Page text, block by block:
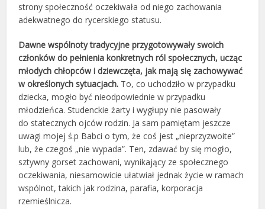
strony społeczność oczekiwała od niego zachowania
adekwatnego do rycerskiego statusu.
Dawne wspólnoty tradycyjne przygotowywały swoich
członków do pełnienia konkretnych ról społecznych, ucząc
młodych chłopców i dziewczęta, jak mają się zachowywać
w określonych sytuacjach. To, co uchodziło w przypadku
dziecka, mogło być nieodpowiednie w przypadku
młodzieńca. Studenckie żarty i wygłupy nie pasowały
do statecznych ojców rodzin. Ja sam pamiętam jeszcze
uwagi mojej ś.p Babci o tym, że coś jest „nieprzyzwoite”
lub, że czegoś „nie wypada”. Ten, zdawać by się mogło,
sztywny gorset zachowani, wynikający ze społecznego
oczekiwania, niesamowicie ułatwiał jednak życie w ramach
wspólnot, takich jak rodzina, parafia, korporacja
rzemieślnicza.